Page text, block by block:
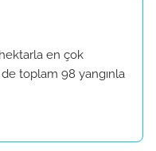
hektarla en çok
toplam 98 yangınla